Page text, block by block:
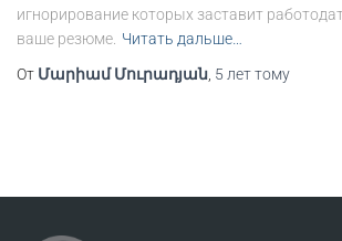
игнорирование которых заставит
ваше резюме. Читать дальше…
От Մարիամ Մուրադյան 5 леттому